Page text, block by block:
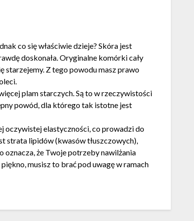
co się właściwie dzieje? Skóra jest
doskonała. Oryginalne komórki cały
starzejemy. Z tego powodu masz prawo
plam starczych. Są to w rzeczywistości
powód, dla którego tak istotne jest
oczywistej elastyczności, co prowadzi do
strata lipidów (kwasów tłuszczowych),
oznacza, że Twoje potrzeby nawilżania
musisz to brać pod uwagę w ramach